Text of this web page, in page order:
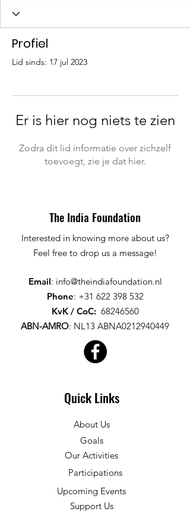
Profiel
Lid sinds: 17 jul 2023
Er is hier nog niets te zien
Zodra dit lid informatie over zichzelf
toevoegt, zie je dat hier.
The India Foundation
Interested in knowing more about us?
Feel free to drop us a message!
Email: info@theindiafoundation.nl
Phone: +31 622 398 532
KvK / CoC: 68246560
ABN-AMRO: NL13 ABNA0212940449
Quick Links
About Us
Goals
Our Activities
Participations
Upcoming Events
Support Us